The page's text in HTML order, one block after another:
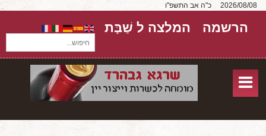
כ"ה אב התשפ"ו
חיפוש...
הרשמה המלצה ל שַׁבָּת